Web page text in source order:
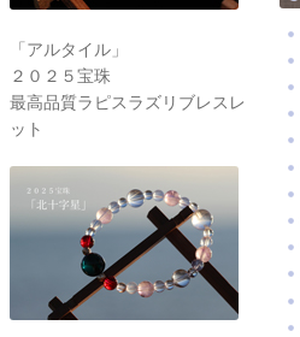
「アルタイル」
２０２５宝珠
最高品質ラピスラズリブレスレ
ット